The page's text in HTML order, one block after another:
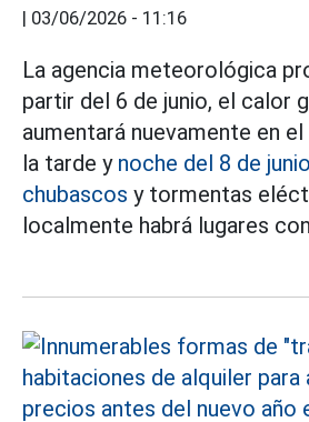
| 03/06/2026 - 11:16
La agencia meteorológica
partir del 6 de junio, el calor
aumentará nuevamente en
la tarde y noche del 8 de
chubascos y tormentas
localmente habrá lugares